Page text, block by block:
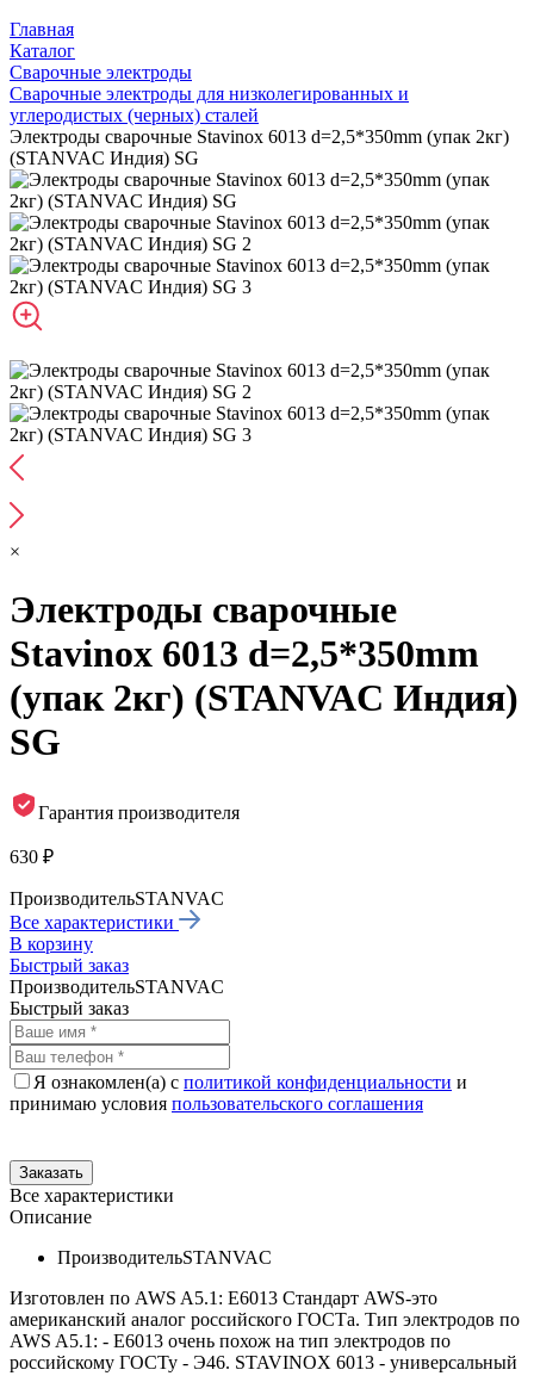
Главная
Каталог
Сварочные электроды
Сварочные электроды для низколегированных и
углеродистых (черных) сталей
Электроды сварочные Stavinox 6013 d=2,5*350mm (упак 2кг)
(STANVAC Индия) SG
×
Электроды сварочные
Stavinox 6013 d=2,5*350mm
(упак 2кг) (STANVAC Индия)
SG
Гарантия производителя
630 ₽
ПроизводительSTANVAC
Все характеристики
В корзину
Быстрый заказ
ПроизводительSTANVAC
Быстрый заказ
Я ознакомлен(а) с политикой конфиденциальности и
принимаю условия пользовательского соглашения
Все характеристики
Описание
ПроизводительSTANVAC
Изготовлен по AWS A5.1: E6013 Стандарт AWS-это
американский аналог российского ГОСТа. Тип электродов по
AWS A5.1: - E6013 очень похож на тип электродов по
российскому ГОСТу - Э46. STAVINOX 6013 - универсальный